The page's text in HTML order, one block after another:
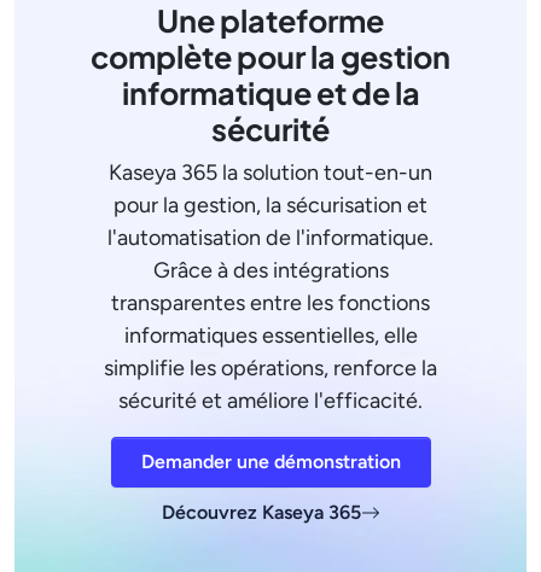
Une plateforme
complète pour la gestion
informatique et de la
sécurité
Kaseya 365 la solution tout-en-un
pour la gestion, la sécurisation et
l'automatisation de l'informatique.
Grâce à des intégrations
transparentes entre les fonctions
informatiques essentielles, elle
simplifie les opérations, renforce la
sécurité et améliore l'efficacité.
Demander une démonstration
Découvrez Kaseya 365